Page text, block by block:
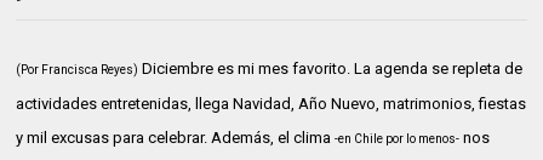
(Por Francisca Reyes) Diciembre es mi mes favorito. La agenda se repleta de
actividades entretenidas, llega Navidad, Año Nuevo, matrimonios, fiestas
y mil excusas para celebrar. Además, el clima-en Chile por lo menos- nos